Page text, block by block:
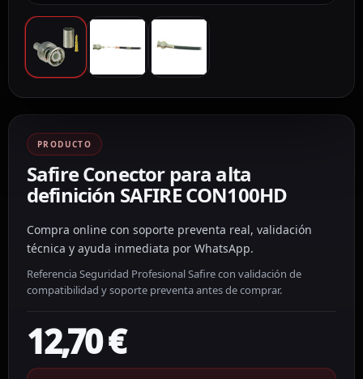
PRODUCTO
Safire Conector para alta
definición SAFIRE CON100HD
Compra online con soporte preventa real, validación
técnica y ayuda inmediata por WhatsApp.
Referencia Seguridad Profesional Safire con validación de
compatibilidad y soporte preventa antes de comprar.
12,70€